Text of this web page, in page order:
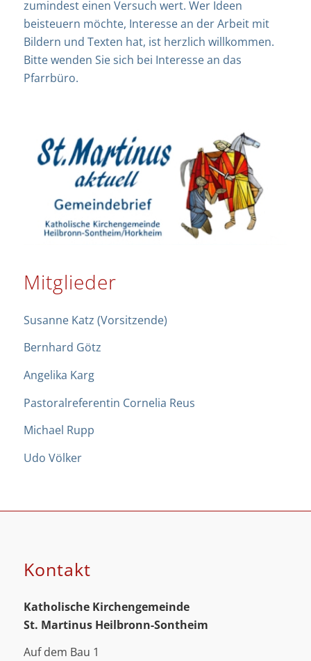
zumindest einen Versuch wert. Wer Ideen
beisteuern möchte, Interesse an der Arbeit mit
Bildern und Texten hat, ist herzlich willkommen.
Bitte wenden Sie sich bei Interesse an das
Pfarrbüro.
Mitglieder
Susanne Katz (Vorsitzende)
Bernhard Götz
Angelika Karg
Pastoralreferentin Cornelia Reus
Michael Rupp
Udo Völker
Kontakt
Katholische Kirchengemeinde
St. Martinus Heilbronn-Sontheim
Auf dem Bau 1